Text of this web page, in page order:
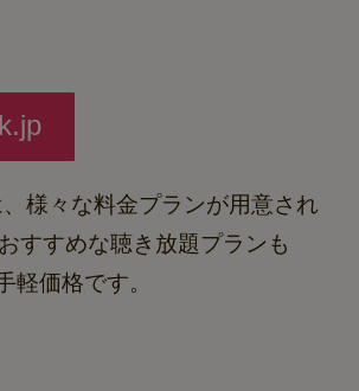
様々な料金プランが用意され
すすめな聴き放題プランも
軽価格です。